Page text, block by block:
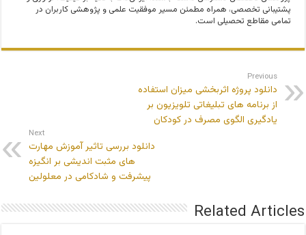
پشتیبانی تخصصی، همراه مطمئن مسیر موفقیت علمی و پژوهشی کاربران در
تمامی مقاطع تحصیلی است.
Previous
دانلود پروژه اثربخشی میزان استفاده
از برنامه های تبلیغاتی تلویزیون بر
یادگیری الگوی مصرف در کودکان
Next
دانلود بررسی تاثیر آموزش مهارت
های مثبت اندیشی بر انگیزه
پیشرفت و شادکامی در معلولین
Related Articles